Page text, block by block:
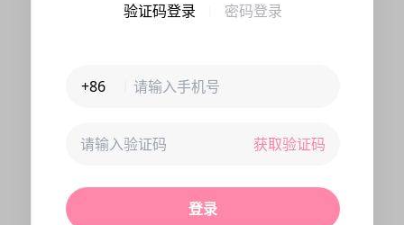
验证码登录 密码登录
+86
获取验证码
登录
未连接到服务器,刷新一下试试